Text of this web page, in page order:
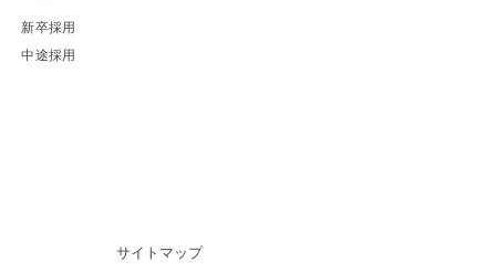
新卒採用
中途採用
サイトマップ